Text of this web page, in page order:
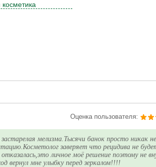
Оценка пользователя:
мелизма.Тысячи банок просто никак
заверяет что рецидива не
личное моё решение поэтому не
вернул мне улыбку перед зеркалом!!!!